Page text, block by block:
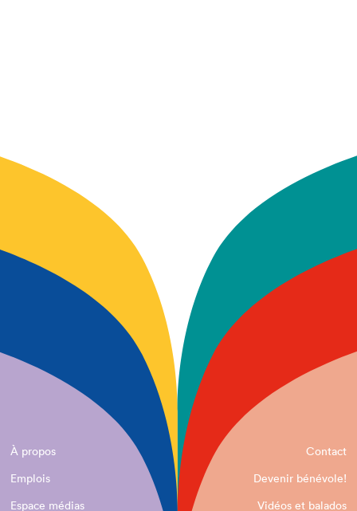
À propos
Contact
Emplois
Devenir bénévole!
Espace médias
Vidéos et balados